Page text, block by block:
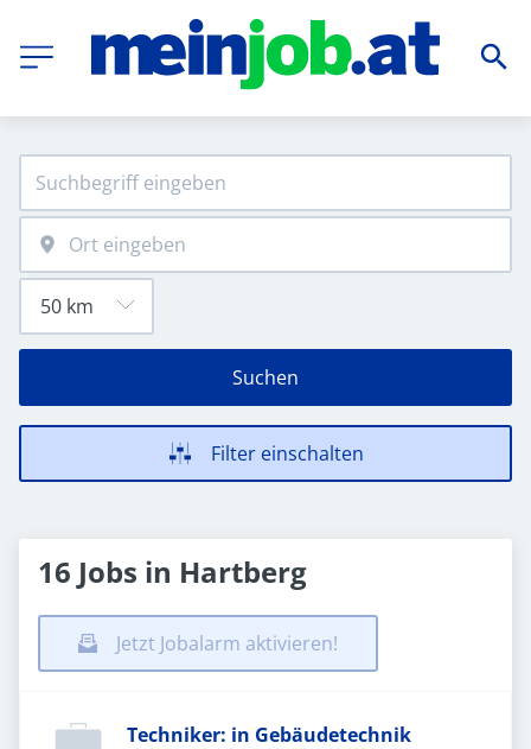
Suchen
Filter einschalten
16 Jobs in Hartberg
Jetzt Jobalarm aktivieren!
Techniker: in Gebäudetechnik